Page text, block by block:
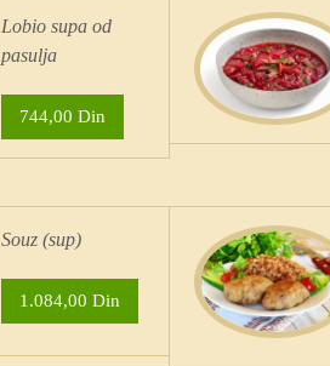
Lobio supa od
pasulja
744,00 Din
Souz (sup)
1.084,00 Din